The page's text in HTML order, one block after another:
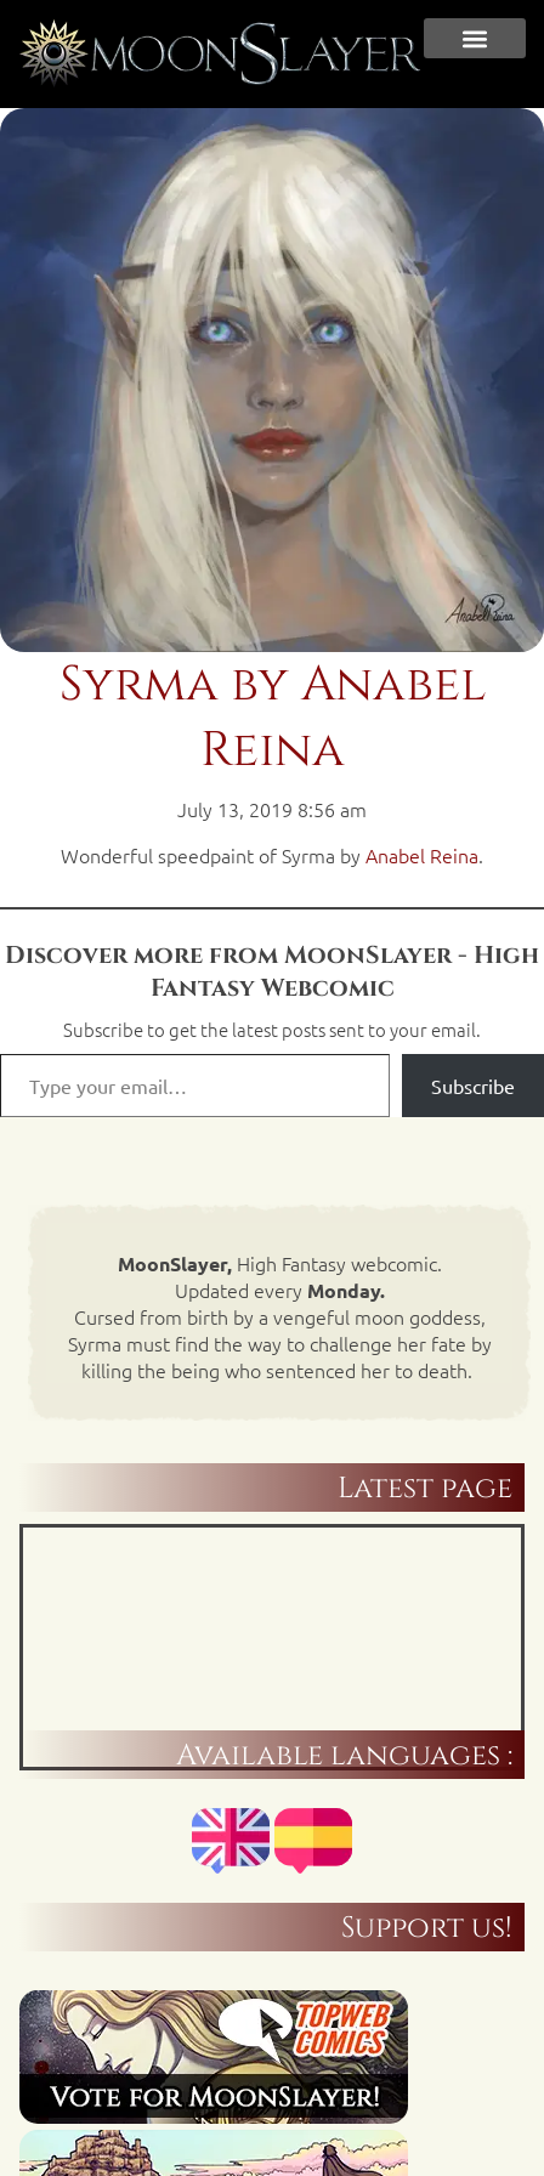
Syrma by Anabel
Reina
July 13, 2019 8:56 am
Wonderful speedpaint of Syrma by Anabel Reina.
Discover more from MoonSlayer - High
Fantasy Webcomic
Subscribe to get the latest posts sent to your email.
Subscribe
MoonSlayer,High Fantasy webcomic.
Updated every Monday.
Cursed from birth by a vengeful moon goddess,
Syrma must find the way to challenge her fate by
killing the being who sentenced her to death.
Latest page
Available languages :
Support us!